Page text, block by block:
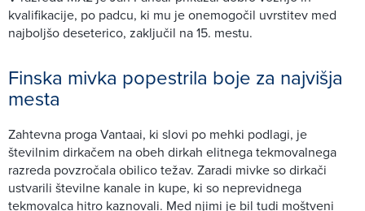
kvalifikacije, po padcu, ki mu je onemogočil uvrstitev med
najboljšo deseterico, zaključil na 15. mestu.
Finska mivka popestrila boje za najvišja
mesta
Zahtevna proga Vantaai, ki slovi po mehki podlagi, je
številnim dirkačem na obeh dirkah elitnega tekmovalnega
razreda povzročala obilico težav. Zaradi mivke so dirkači
ustvarili številne kanale in kupe, ki so neprevidnega
tekmovalca hitro kaznovali. Med njimi je bil tudi moštveni